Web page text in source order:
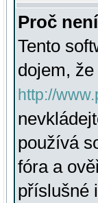
Proč
Tento
dojem,
http://
používá
fóra a
příslušné